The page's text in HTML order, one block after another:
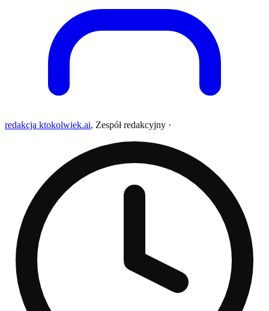
redakcja ktokolwiek.ai, Zespół redakcyjny ·